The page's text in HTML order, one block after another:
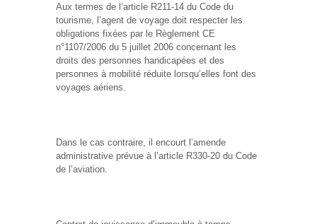
Aux termes de l’article R211-14 du Code du
tourisme, l’agent de voyage doit respecter les
obligations fixées par le Règlement CE
n°1107/2006 du 5 juillet 2006 concernant les
droits des personnes handicapées et des
personnes à mobilité réduite lorsqu’elles font des
voyages aériens.
Dans le cas contraire, il encourt l’amende
administrative prévue à l’article R330-20 du Code
de l’aviation.